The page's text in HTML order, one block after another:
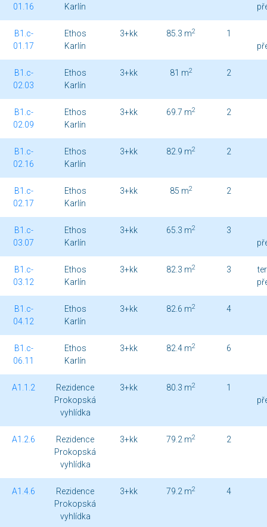
01.16 Karlín
B1.c-
01.17
Ethos
Karlín
3+kk 85.3 m2
1
B1.c-
02.03
Ethos
Karlín
3+kk 81 m2 2
B1.c-
02.09
Ethos
Karlín
3+kk 69.7 m2 2
B1.c-
02.16
Ethos
Karlín
3+kk 82.9 m2 2
B1.c-
02.17
Ethos
Karlín
3+kk 85 m2 2
B1.c-
03.07
Ethos
Karlín
3+kk 65.3 m2
3
B1.c-
03.12
Ethos
Karlín
3+kk 82.3 m2 3
B1.c-
04.12
Ethos
Karlín
3+kk 82.6 m2 4
B1.c-
06.11
Ethos
Karlín
3+kk 82.4 m2 6
A1.1.2
Rezidence
Prokopská
vyhlídka
3+kk 80.3 m2
1
A1.2.6
Rezidence
Prokopská
vyhlídka
3+kk 79.2 m2 2
A1.4.6
Rezidence
Prokopská
vyhlídka
3+kk 79.2 m2 4